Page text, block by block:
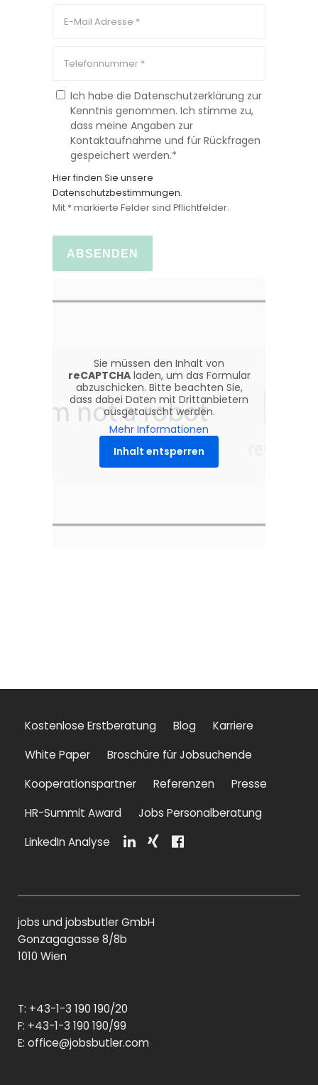
Ich habe die Datenschutzerklärung zur
Kenntnis genommen. Ich stimme zu,
dass meine Angaben zur
Kontaktaufnahme und für Rückfragen
gespeichert werden.*
Hier finden Sie unsere
Datenschutzbestimmungen.
Mit * markierte Felder sind Pflichtfelder.
Sie müssen den Inhalt von
reCAPTCHAladen, um das Formular
abzuschicken. Bitte beachten Sie,
dass dabei Daten mit Drittanbietern
ausgetauscht werden.
Mehr Informationen
Inhalt entsperren
Kostenlose Erstberatung Blog
Karriere
White Paper
Broschüre für Jobsuchende
Kooperationspartner
Referenzen
Presse
HR-Summit Award
Jobs Personalberatung
LinkedIn Analyse
e
n
e
jobs und jobsbutler GmbH
Gonzagagasse 8/8b
1010 Wien
T: +43-1-3 190 190/20
F: +43-1-3 190 190/99
E: office@jobsbutler.com